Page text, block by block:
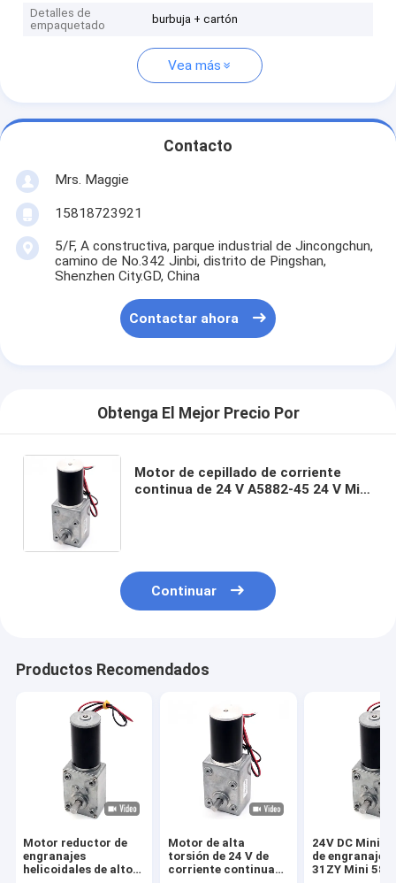
Detalles de
empaquetado
burbuja + cartón
Vea más
Contacto
Mrs. Maggie
15818723921
5/F, A constructiva, parque industrial de Jincongchun,
camino de No.342 Jinbi, distrito de Pingshan,
Shenzhen City.GD, China
Contactar ahora
Obtenga El Mejor Precio Por
Motor de cepillado de corriente
continua de 24 V A5882-45 24 V Mini
Continuar
Productos Recomendados
Motor reductor de
engranajes
helicoidales de alto
Motor de alta
torsión de 24 V de
corriente continua
24V DC Mini
de engranajes
31ZY Mini